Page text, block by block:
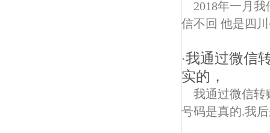
2018年一月
信不回 他是四
·我通过微信
实的，
我通过微信转
号码是真的.我